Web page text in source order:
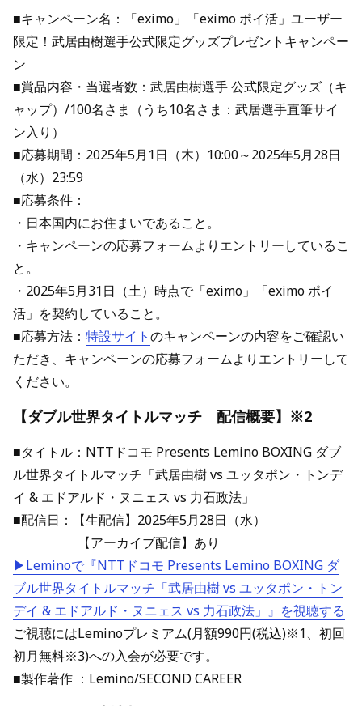
■キャンペーン名：「eximo」「eximo ポイ活」ユーザー
限定！武居由樹選手公式限定グッズプレゼントキャンペー
ン
■賞品内容・当選者数：武居由樹選手 公式限定グッズ（キ
ャップ）/100名さま（うち10名さま：武居選手直筆サイ
ン入り）
■応募期間：2025年5月1日（木）10:00～2025年5月28日
（水）23:59
■応募条件：
・日本国内にお住まいであること。
・キャンペーンの応募フォームよりエントリーしているこ
と。
・2025年5月31日（土）時点で「eximo」「eximo ポイ
活」を契約していること。
■応募方法： 特設サイトのキャンペーンの内容をご確認い
ただき、キャンペーンの応募フォームよりエントリーして
ください。
【ダブル世界タイトルマッチ 配信概要】※2
■タイトル：NTTドコモ Presents Lemino BOXING ダブ
ル世界タイトルマッチ「武居由樹 vs ユッタポン・トンデ
イ & エドアルド・ヌニェス vs 力石政法」
■配信日：【生配信】2025年5月28日（水）
【アーカイブ配信】あり
▶Leminoで『NTTドコモ Presents Lemino BOXING ダ
ブル世界タイトルマッチ「武居由樹 vs ユッタポン・トン
デイ & エドアルド・ヌニェス vs 力石政法」』を視聴する
ご視聴にはLeminoプレミアム(月額990円(税込)※1、初回
初月無料※3)への入会が必要です。
■製作著作 ：Lemino/SECOND CAREER